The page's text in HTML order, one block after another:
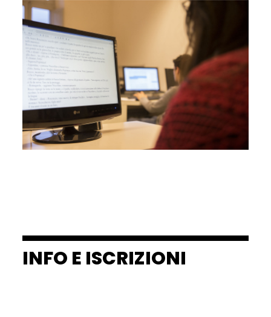
INFO E ISCRIZIONI